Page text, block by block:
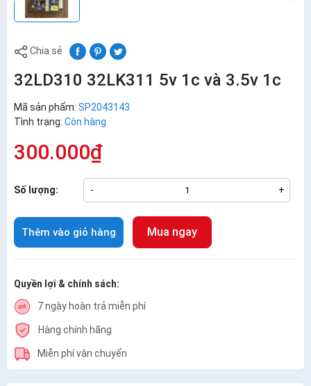
Chia sẻ
32LD310 32LK311 5v 1c và 3.5v 1c
Mã sản phẩm: SP2043143
Tình trạng: Còn hàng
300.000₫
Số lượng: - +
Thêm vào giỏ hàng Mua ngay
Quyền lợi & chính sách:
7 ngày hoàn trả miễn phí
Hàng chính hãng
Miễn phí vận chuyển